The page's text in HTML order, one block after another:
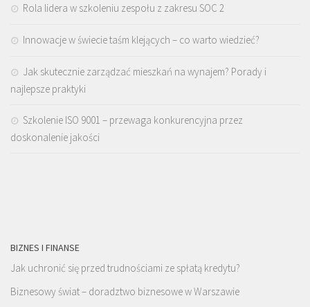
Rola lidera w szkoleniu zespołu z zakresu SOC 2
Innowacje w świecie taśm klejących – co warto wiedzieć?
Jak skutecznie zarządzać mieszkań na wynajem? Porady i
najlepsze praktyki
Szkolenie ISO 9001 – przewaga konkurencyjna przez
doskonalenie jakości
BIZNES I FINANSE
Jak uchronić się przed trudnościami ze spłatą kredytu?
Biznesowy świat – doradztwo biznesowe w Warszawie